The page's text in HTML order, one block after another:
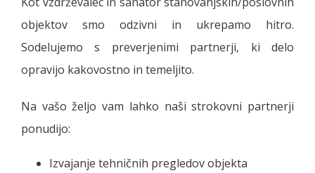
objektov smo odzivni in ukrepamo hitro.
Sodelujemo s preverjenimi partnerji, ki delo
opravijo kakovostno in temeljito.
Na vašo željo vam lahko naši strokovni partnerji
ponudijo:
Izvajanje tehničnih pregledov objekta